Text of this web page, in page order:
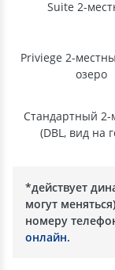
Suite 2-
Priviege 2-
озеро
Стандартный
(DBL, вид на
*действует
могут
номеру
онлайн.